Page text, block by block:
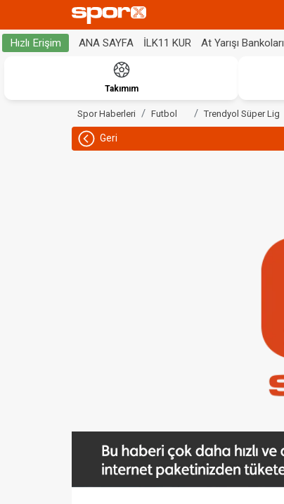
Hızlı Erişim ANA SAYFA İLK11 KUR At Yarışı Bankoları
Takımım
Spor Haberleri Futbol Trendyol Süper Lig
Geri